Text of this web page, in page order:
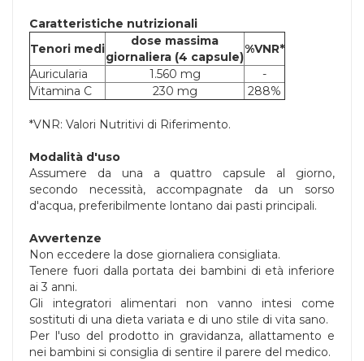
Caratteristiche nutrizionali
Tenori medi
dose massima
giornaliera (4 capsule)
%VNR*
Auricularia
1.560 mg
-
Vitamina C
230 mg 288%
*VNR: Valori Nutritivi di Riferimento.
Modalità d'uso
Assumere da una a quattro capsule al giorno,
secondo necessità, accompagnate da un sorso
d'acqua, preferibilmente lontano dai pasti principali.
Avvertenze
Non eccedere la dose giornaliera consigliata.
Tenere fuori dalla portata dei bambini di età inferiore
ai 3 anni.
Gli integratori alimentari non vanno intesi come
sostituti di una dieta variata e di uno stile di vita sano.
Per l'uso del prodotto in gravidanza, allattamento e
nei bambini si consiglia di sentire il parere del medico.